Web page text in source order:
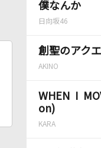
僕なんか
日向坂46
創聖のアク
AKINO
WHEN I
on)
KARA